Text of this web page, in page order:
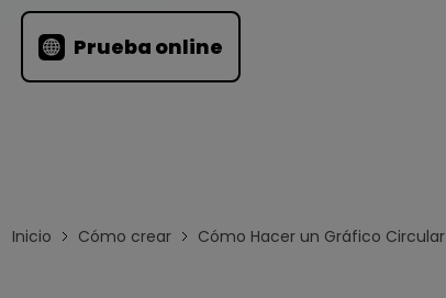
EdrawMax > Para EdrawMind >
Prueba online
Inicio Cómo crear Cómo Hacer un Gráfico